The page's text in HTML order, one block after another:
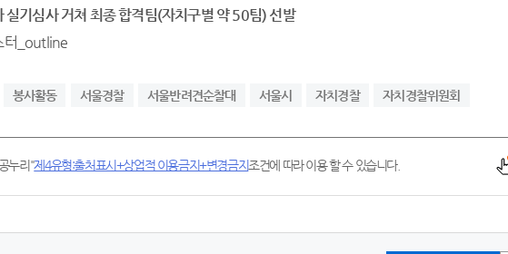
실기심사 거쳐 최종 합격팀(자치구별 약 50팀) 선발
봉사활동 서울경찰 서울반려견순찰대 서울시 자치경찰 자치경찰위원회
누리"제4유형:출처표시+상업적 이용금지+변경금지조건에 따라 이용 할 수 있습니다.